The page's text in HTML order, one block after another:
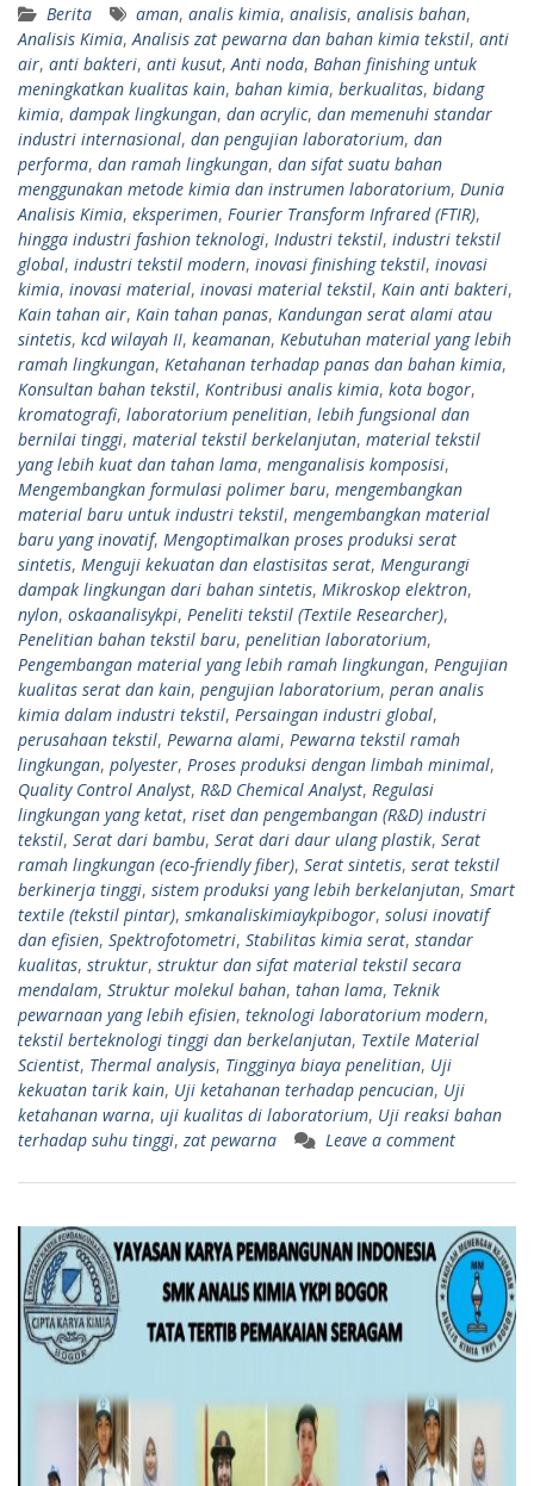
Berita aman, analis kimia, analisis, analisis bahan,
Analisis Kimia, Analisis zat pewarna dan bahan kimia tekstil, anti
air, anti bakteri, anti kusut, Anti noda, Bahan finishing untuk
meningkatkan kualitas kain, bahan kimia, berkualitas, bidang
kimia, dampak lingkungan, dan acrylic, dan memenuhi standar
industri internasional, dan pengujian laboratorium, dan
performa, dan ramah lingkungan, dan sifat suatu bahan
menggunakan metode kimia dan instrumen laboratorium, Dunia
Analisis Kimia, eksperimen, Fourier Transform Infrared (FTIR),
hingga industri fashion teknologi, Industri tekstil, industri tekstil
global, industri tekstil modern, inovasi finishing tekstil, inovasi
kimia, inovasi material, inovasi material tekstil, Kain anti bakteri,
Kain tahan air, Kain tahan panas, Kandungan serat alami atau
sintetis, kcd wilayah II, keamanan, Kebutuhan material yang lebih
ramah lingkungan, Ketahanan terhadap panas dan bahan kimia,
Konsultan bahan tekstil, Kontribusi analis kimia, kota bogor,
kromatografi, laboratorium penelitian, lebih fungsional dan
bernilai tinggi, material tekstil berkelanjutan, material tekstil
yang lebih kuat dan tahan lama, menganalisis komposisi,
Mengembangkan formulasi polimer baru, mengembangkan
material baru untuk industri tekstil, mengembangkan material
baru yang inovatif, Mengoptimalkan proses produksi serat
sintetis, Menguji kekuatan dan elastisitas serat, Mengurangi
dampak lingkungan dari bahan sintetis, Mikroskop elektron,
nylon, oskaanalisykpi, Peneliti tekstil (Textile Researcher),
Penelitian bahan tekstil baru, penelitian laboratorium,
Pengembangan material yang lebih ramah lingkungan, Pengujian
kualitas serat dan kain, pengujian laboratorium, peran analis
kimia dalam industri tekstil, Persaingan industri global,
perusahaan tekstil, Pewarna alami, Pewarna tekstil ramah
lingkungan, polyester, Proses produksi dengan limbah minimal,
Quality Control Analyst, R&D Chemical Analyst, Regulasi
lingkungan yang ketat, riset dan pengembangan (R&D) industri
tekstil, Serat dari bambu, Serat dari daur ulang plastik, Serat
ramah lingkungan (eco-friendly fiber), Serat sintetis, serat tekstil
berkinerja tinggi, sistem produksi yang lebih berkelanjutan, Smart
textile (tekstil pintar), smkanaliskimiaykpibogor, solusi inovatif
dan efisien, Spektrofotometri, Stabilitas kimia serat, standar
kualitas, struktur, struktur dan sifat material tekstil secara
mendalam, Struktur molekul bahan, tahan lama, Teknik
pewarnaan yang lebih efisien, teknologi laboratorium modern,
tekstil berteknologi tinggi dan berkelanjutan, Textile Material
Scientist, Thermal analysis, Tingginya biaya penelitian, Uji
kekuatan tarik kain, Uji ketahanan terhadap pencucian, Uji
ketahanan warna, uji kualitas di laboratorium, Uji reaksi bahan
terhadap suhu tinggi, zat pewarna Leave a comment